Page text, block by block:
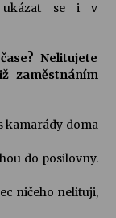
ukázat se i v
Nelitujete
zaměstnáním
kamarády doma
do posilovny.
ničeho nelituji,